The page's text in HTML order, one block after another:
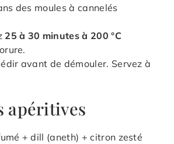
des moules à cannelés
25 à 30 minutes à 200 °C
avant de démouler. Servez à
apéritives
+ dill (aneth) + citron zesté